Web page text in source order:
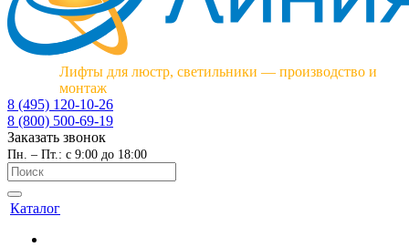
Лифты для люстр, светильники — производство и
монтаж
8 (495) 120-10-26
8 (800) 500-69-19
Заказать звонок
Пн. – Пт.: с 9:00 до 18:00
Каталог